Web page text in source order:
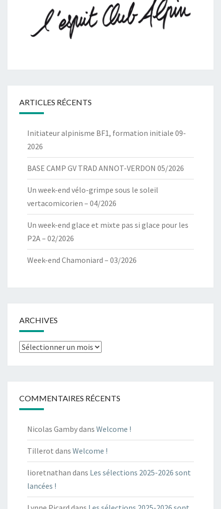
ARTICLES RÉCENTS
Initiateur alpinisme BF1, formation initiale 09-
2026
BASE CAMP GV TRAD ANNOT-VERDON 05/2026
Un week-end vélo-grimpe sous le soleil
vertacomicorien – 04/2026
Un week-end glace et mixte pas si glace pour les
P2A – 02/2026
Week-end Chamoniard – 03/2026
ARCHIVES
Archives
COMMENTAIRES RÉCENTS
Nicolas Gambydans Welcome !
Tillerot dans Welcome !
lioretnathan dans Les sélections 2025-2026 sont
lancées !